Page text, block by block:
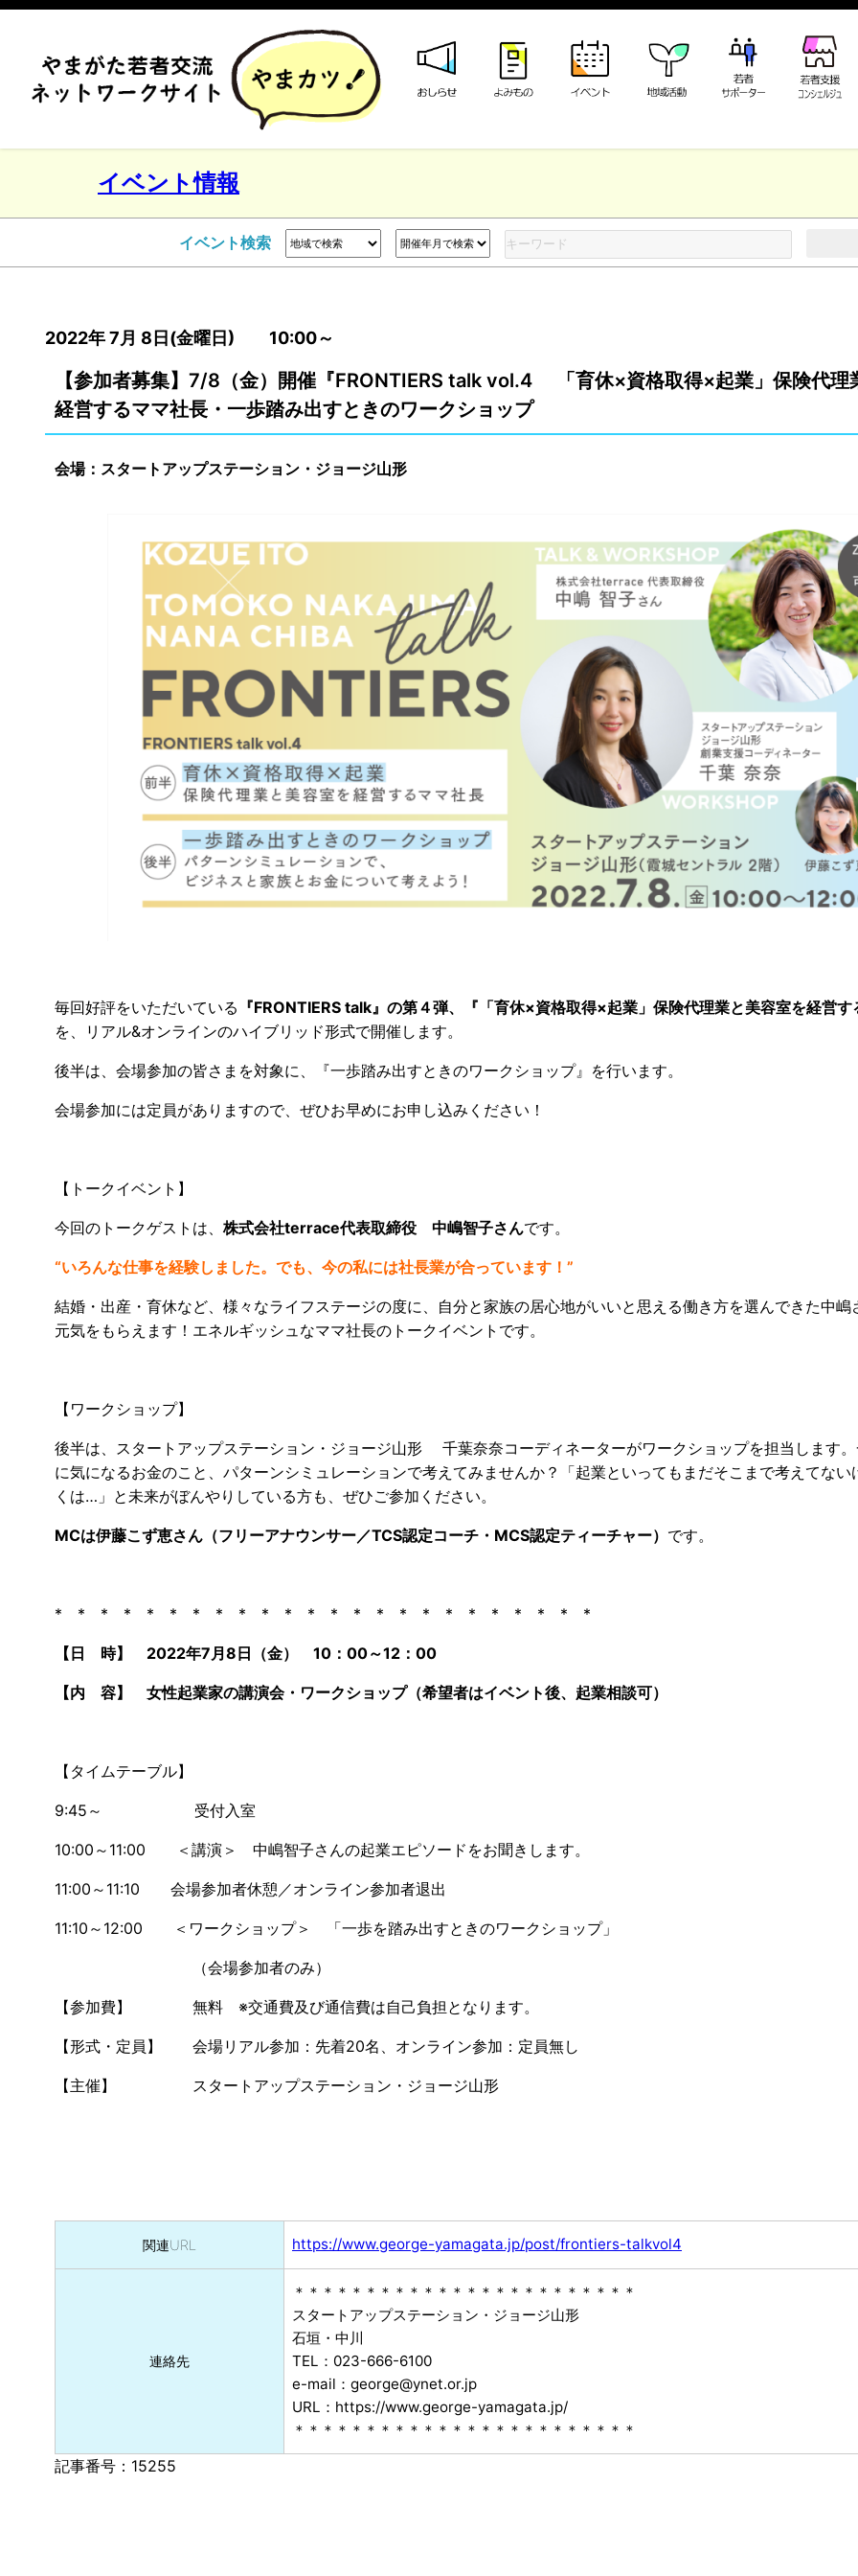
イベント情報
イベント検索
2022年 7月 8日(金曜日) 10:00～
【参加者募集】7/8（金）開催『FRONTIERS talk vol.4 「育休×資格取得×起業」保険代理
経営するママ社長・一歩踏み出すときのワークショップ
会場：スタートアップステーション・ジョージ山形
毎回好評をいただいている 『FRONTIERS talk』の第４弾、『「育休×資格取得×起業」保険代理業と美容室を経営す
を、リアル&オンラインのハイブリッド形式で開催します。
後半は、会場参加の皆さまを対象に、『一歩踏み出すときのワークショップ』を行います。
会場参加には定員がありますので、ぜひお早めにお申し込みください！
【トークイベント】
今回のトークゲストは、 株式会社terrace代表取締役 中嶋智子さんです。
“いろんな仕事を経験しました。でも、今の私には社長業が合っています！”
結婚・出産・育休など、様々なライフステージの度に、自分と家族の居心地がいいと思える働き方を選んできた中嶋
元気をもらえます！エネルギッシュなママ社長のトークイベントです。
【ワークショップ】
後半は、スタートアップステーション・ジョージ山形 千葉奈奈コーディネーターがワークショップを担当します
に気になるお金のこと、パターンシミュレーションで考えてみませんか？「起業といってもまだそこまで考えてない
くは…」と未来がぼんやりしている方も、ぜひご参加ください。
MCは伊藤こず恵さん（フリーアナウンサー／TCS認定コーチ・MCS認定ティーチャー） です。
* * * * * * * * * * * * * * * * * * * * * * * *
【日 時】 2022年7月8日（金） 10：00～12：00
【内 容】 女性起業家の講演会・ワークショップ（希望者はイベント後、起業相談可）
【タイムテーブル】
9:45～ 受付入室
10:00～11:00 ＜講演＞ 中嶋智子さんの起業エピソードをお聞きします。
11:00～11:10 会場参加者休憩／オンライン参加者退出
11:10～12:00 ＜ワークショップ＞ 「一歩を踏み出すときのワークショップ」
（会場参加者のみ）
【参加費】 無料 ※交通費及び通信費は自己負担となります。
【形式・定員】 会場リアル参加：先着20名、オンライン参加：定員無し
【主催】 スタートアップステーション・ジョージ山形
関連URL https://www.george-yamagata.jp/post/frontiers-talkvol4
連絡先
＊＊＊＊＊＊＊＊＊＊＊＊＊＊＊＊＊＊＊＊＊＊＊＊
スタートアップステーション・ジョージ山形
石垣・中川
TEL：023-666-6100
e-mail：george@ynet.or.jp
URL：https://www.george-yamagata.jp/
＊＊＊＊＊＊＊＊＊＊＊＊＊＊＊＊＊＊＊＊＊＊＊＊
記事番号：15255